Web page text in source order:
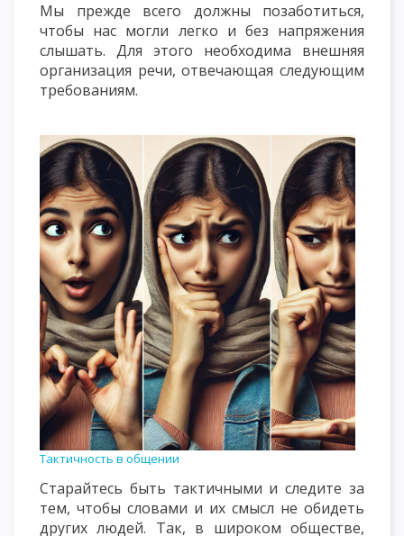
Мы прежде всего должны позаботиться,
чтобы нас могли легко и без напряжения
слышать. Для этого необходима внешняя
организация речи, отвечающая следующим
требованиям.
Тактичность в общении
Старайтесь быть тактичными и следите за
тем, чтобы словами и их смысл не обидеть
других людей. Так, в широком обществе,